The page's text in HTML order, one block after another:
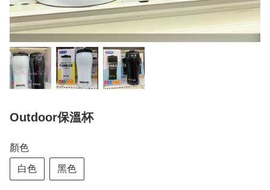
Outdoor保溫杯
顏色
白色 黑色